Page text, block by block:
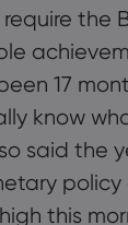
the
17
know
said the
this